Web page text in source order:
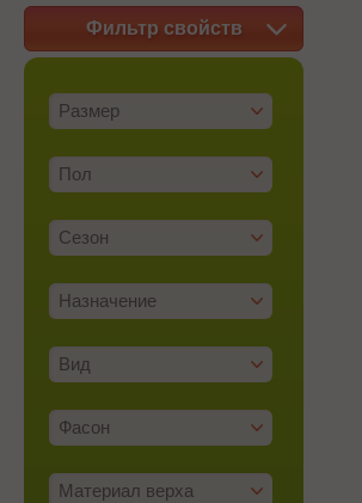
Фильтр свойств
Размер
Пол
Сезон
Назначение
Вид
Фасон
Материал верха